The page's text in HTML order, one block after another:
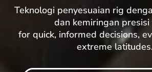
Teknologi penyesuaian rig
dan kemiringan
for quick, informed decisions,
extreme latitudes.